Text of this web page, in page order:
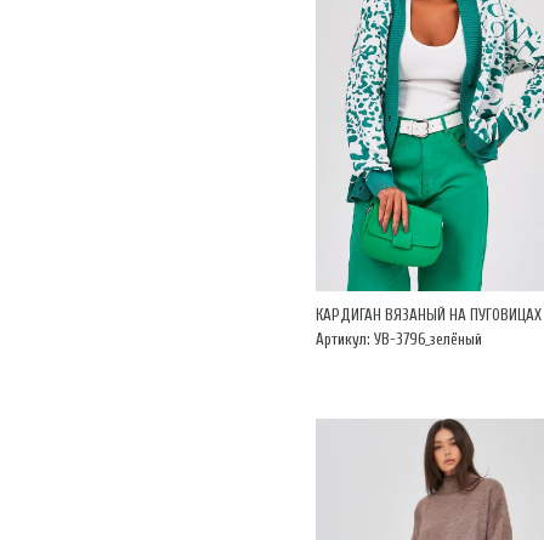
КАРДИГАН ВЯЗАНЫЙ НА ПУГОВИЦАХ
Артикул: УВ-3796_зелёный